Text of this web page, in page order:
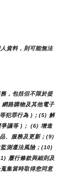
資料，則可能無法
，包括但不限於提
路購物及其他電子
犯罪行為 )；(5) 解
爭議等 )； (6) 增進
、服務及更新；(9)
測遵法風險；(10)
履行條款與細則及
集當時取得您同意